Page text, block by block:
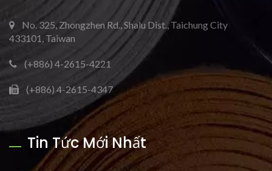
No. 325, Zhongzhen Rd., Shalu Dist., Taichung City
433101, Taiwan
(+886) 4-2615-4221
(+886) 4-2615-4347
Tin Tức Mới Nhất